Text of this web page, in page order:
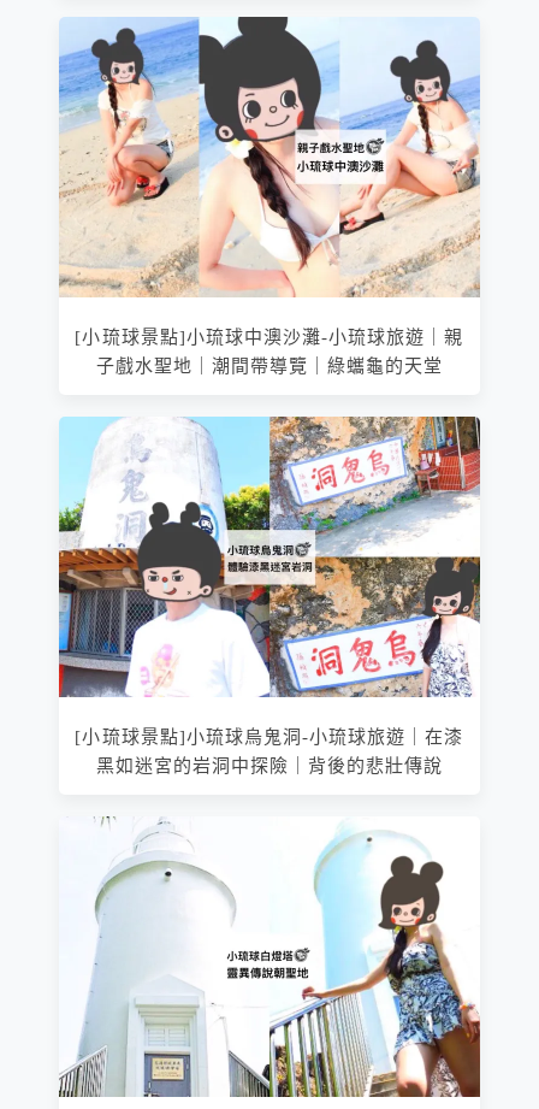
[小琉球景點]小琉球中澳沙灘-小琉球旅遊｜親
子戲水聖地｜潮間帶導覽｜綠蠵龜的天堂
[小琉球景點]小琉球烏鬼洞-小琉球旅遊｜在漆
黑如迷宮的岩洞中探險｜背後的悲壯傳說